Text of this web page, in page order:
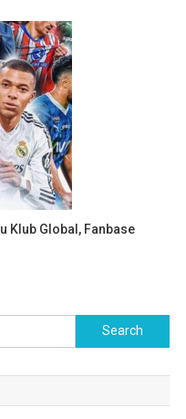
Klub Global, Fanbase
Search
for: